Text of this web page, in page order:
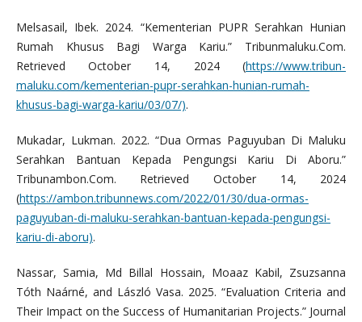
Melsasail, Ibek. 2024. “Kementerian PUPR Serahkan Hunian
Rumah Khusus Bagi Warga Kariu.” Tribunmaluku.Com.
Retrieved October 14, 2024 (https://www.tribun-
maluku.com/kementerian-pupr-serahkan-hunian-rumah-
khusus-bagi-warga-kariu/03/07/).
Mukadar, Lukman. 2022. “Dua Ormas Paguyuban Di Maluku
Serahkan Bantuan Kepada Pengungsi Kariu Di Aboru.”
Tribunambon.Com. Retrieved October 14, 2024
(https://ambon.tribunnews.com/2022/01/30/dua-ormas-
paguyuban-di-maluku-serahkan-bantuan-kepada-pengungsi-
kariu-di-aboru).
Nassar, Samia, Md Billal Hossain, Moaaz Kabil, Zsuzsanna
Tóth Naárné, and László Vasa. 2025. “Evaluation Criteria and
Their Impact on the Success of Humanitarian Projects.” Journal